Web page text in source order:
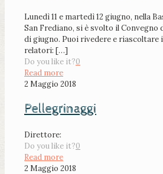
Lunedì 11 e martedì 12 giugno, nella
San Frediano, si è svolto il Convegno
di giugno. Puoi rivedere e riascoltare
relatori: […]
Do you like it?0
Read more
2 Maggio 2018
Pellegrinaggi
Direttore:
Do you like it?0
Read more
2 Maggio 2018